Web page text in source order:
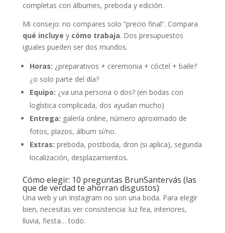
completas con álbumes, preboda y edición.
Mi consejo: no compares solo “precio final”. Compara
qué incluye y cómo trabaja. Dos presupuestos
iguales pueden ser dos mundos.
Horas: ¿preparativos + ceremonia + cóctel + baile?
¿o solo parte del día?
Equipo: ¿va una persona o dos? (en bodas con
logística complicada, dos ayudan mucho)
Entrega: galería online, número aproximado de
fotos, plazos, álbum sí/no.
Extras: preboda, postboda, dron (si aplica), segunda
localización, desplazamientos.
Cómo elegir: 10 preguntas BrunSantervás (las
que de verdad te ahorran disgustos)
Una web y un Instagram no son una boda. Para elegir
bien, necesitas ver consistencia: luz fea, interiores,
lluvia, fiesta… todo.